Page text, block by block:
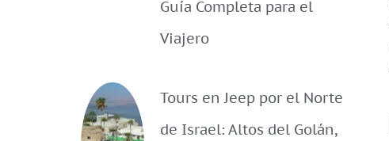
Guía Completa para el
Viajero
Tours en Jeep por el Norte
de Israel: Altos del Golán,